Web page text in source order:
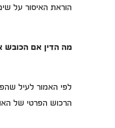
הוראת האיסור על
מה הדין אם הכובש
לפי האמור לעיל
הרכוש הפרטי של